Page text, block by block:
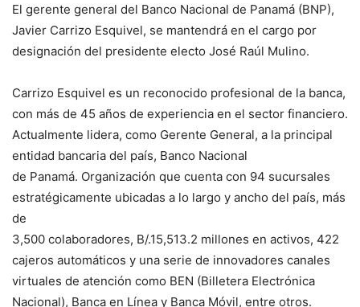
El gerente general del Banco Nacional de Panamá (BNP),
Javier Carrizo Esquivel, se mantendrá en el cargo por
designación del presidente electo José Raúl Mulino.
Carrizo Esquivel es un reconocido profesional de la banca,
con más de 45 años de experiencia en el sector financiero.
Actualmente lidera, como Gerente General, a la principal
entidad bancaria del país, Banco Nacional
de Panamá. Organización que cuenta con 94 sucursales
estratégicamente ubicadas a lo largo y ancho del país, más
de
3,500 colaboradores, B/.15,513.2 millones en activos, 422
cajeros automáticos y una serie de innovadores canales
virtuales de atención como BEN (Billetera Electrónica
Nacional), Banca en Línea y Banca Móvil, entre otros.